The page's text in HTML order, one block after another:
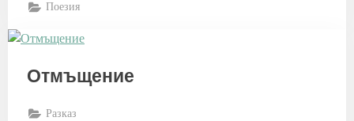
Поезия
Отмъщение
Разказ